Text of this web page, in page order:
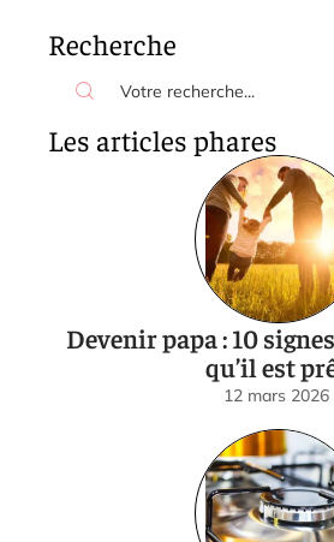
Recherche
Les articles phares
Devenir papa : 10
qu’il est
12 mars 2026